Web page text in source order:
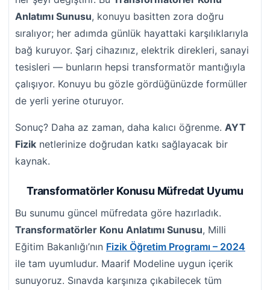
Anlatımı Sunusu, konuyu basitten zora doğru
sıralıyor; her adımda günlük hayattaki karşılıklarıyla
bağ kuruyor. Şarj cihazınız, elektrik direkleri, sanayi
tesisleri — bunların hepsi transformatör mantığıyla
çalışıyor. Konuyu bu gözle gördüğünüzde formüller
de yerli yerine oturuyor.
Sonuç? Daha az zaman, daha kalıcı öğrenme. AYT
Fizik netlerinize doğrudan katkı sağlayacak bir
kaynak.
Transformatörler Konusu Müfredat Uyumu
Bu sunumu güncel müfredata göre hazırladık.
Transformatörler Konu Anlatımı Sunusu, Milli
Eğitim Bakanlığı’nın Fizik Öğretim Programı – 2024
ile tam uyumludur. Maarif Modeline uygun içerik
sunuyoruz. Sınavda karşınıza çıkabilecek tüm